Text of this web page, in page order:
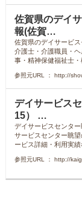
佐賀県のデイ
報(佐賀…
佐賀県のデイサービ
介護士・介護職員・
事・精神保健福祉士
参照元URL ： http://
デイサービス
15） …
デイサービスセンタ
サービスセンター眺
ービス詳細・利用実
参照元URL ： http://